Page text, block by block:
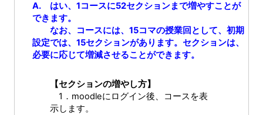
A. はい、1コースに52セクションまで増やすことが
できます。
なお、コースには、15コマの授業回として、初期
設定では、15セクションがあります。セクションは、
必要に応じて増減させることができます。
【セクションの増やし方】
1．moodleにログイン後、コースを表
示します。